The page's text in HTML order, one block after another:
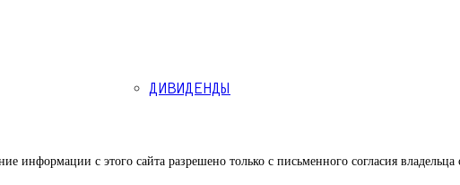
ДИВИДЕНДЫ
информации с этого сайта разрешено только с письменного согласия